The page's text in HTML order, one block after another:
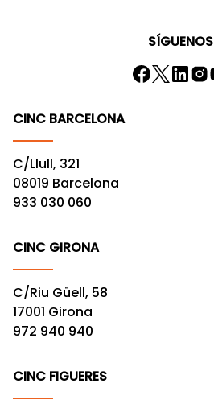
SÍGUENOS
CINC BARCELONA
C/Llull, 321
08019 Barcelona
933 030 060
CINC GIRONA
C/Riu Güell, 58
17001 Girona
972 940 940
CINC FIGUERES